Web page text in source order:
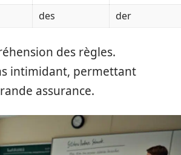
des der
des règles.
intimidant, permettant
assurance.